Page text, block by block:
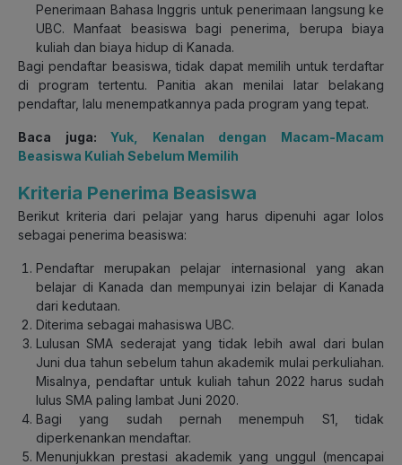
Penerimaan Bahasa Inggris untuk penerimaan langsung ke
UBC. Manfaat beasiswa bagi penerima, berupa biaya
kuliah dan biaya hidup di Kanada.
Bagi pendaftar beasiswa, tidak dapat memilih untuk terdaftar
di program tertentu. Panitia akan menilai latar belakang
pendaftar, lalu menempatkannya pada program yang tepat.
Baca juga:Yuk, Kenalan dengan Macam-Macam
Beasiswa Kuliah Sebelum Memilih
Kriteria Penerima Beasiswa
Berikut kriteria dari pelajar yang harus dipenuhi agar lolos
sebagai penerima beasiswa:
Pendaftar merupakan pelajar internasional yang akan
belajar di Kanada dan mempunyai izin belajar di Kanada
dari kedutaan.
Diterima sebagai mahasiswa UBC.
Lulusan SMA sederajat yang tidak lebih awal dari bulan
Juni dua tahun sebelum tahun akademik mulai perkuliahan.
Misalnya, pendaftar untuk kuliah tahun 2022 harus sudah
lulus SMA paling lambat Juni 2020.
Bagi yang sudah pernah menempuh S1, tidak
diperkenankan mendaftar.
Menunjukkan prestasi akademik yang unggul (mencapai